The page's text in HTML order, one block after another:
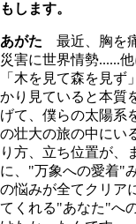
もします。
あがた 最近、胸を
災害に世界情勢......
「木を見て森を見
かり見ていると本質
げて、僕らの太陽系
の壮大の旅の中にい
り方、立ち位置が
に、"万象への愛着"
の悩みが全てクリア
てくれる"あなた"へ